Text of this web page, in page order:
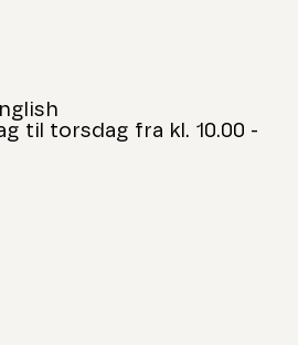
til torsdag fra kl. 10.00 -